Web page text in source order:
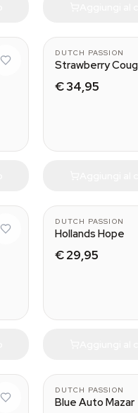
DUTCH PASSION
Strawberry
€ 34,95
DUTCH PASSION
Hollands Hope
€ 29,95
DUTCH PASSION
Blue Auto Mazar